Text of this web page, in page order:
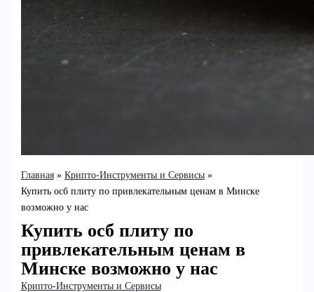
Главная
Крипто-Инструменты и Сервисы
Купить осб плиту по привлекательным ценам в Минске
возможно у нас
Купить осб плиту по
привлекательным ценам в
Минске возможно у нас
Крипто-Инструменты и Сервисы